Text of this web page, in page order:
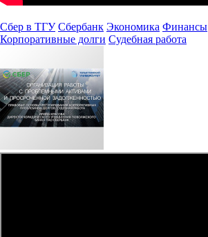
Сбер в ТГУ Сбербанк Экономика Финансы
Корпоративные долги Судебная работа